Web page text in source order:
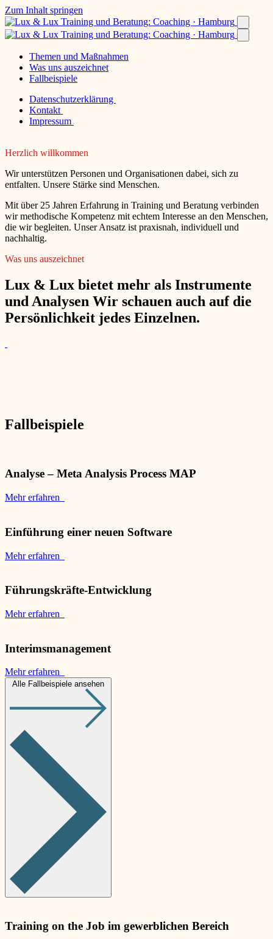
Zum Inhalt springen
Themen und Maßnahmen
Was uns auszeichnet
Fallbeispiele
Datenschutzerklärung
Kontakt
Impressum
Herzlich willkommen
Wir unterstützen Personen und Organisationen dabei, sich zu
entfalten. Unsere Stärke sind Menschen.
Mit über 25 Jahren Erfahrung in Training und Beratung verbinden
wir methodische Kompetenz mit echtem Interesse an den Menschen,
die wir begleiten. Unser Ansatz ist praxisnah, individuell und
nachhaltig.
Was uns auszeichnet
Lux & Lux bietet mehr als Instrumente
und Analysen Wir schauen auch auf die
Persönlichkeit jedes Einzelnen.
Fallbeispiele
Analyse – Meta Analysis Process MAP
Mehr erfahren
Einführung einer neuen Software
Mehr erfahren
Führungskräfte-Entwicklung
Mehr erfahren
Interimsmanagement
Mehr erfahren
Alle Fallbeispiele ansehen
Training on the Job im gewerblichen Bereich